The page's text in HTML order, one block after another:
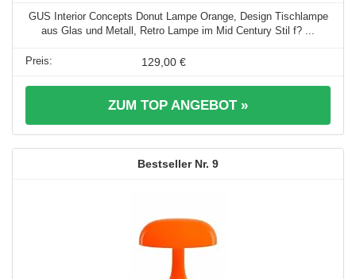
GUS Interior Concepts Donut Lampe Orange, Design Tischlampe
aus Glas und Metall, Retro Lampe im Mid Century Stil f? ...
129,00 €
ZUM TOP ANGEBOT »
9